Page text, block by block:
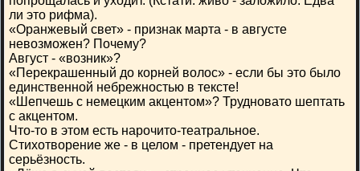
ли это рифма).
«Оранжевый свет» - признак марта - в августе
невозможен? Почему?
Август - «возник»?
«Перекрашенный до корней волос» - если бы это было
единственной небрежностью в тексте!
«Шепчешь с немецким акцентом»? Трудновато шептать
с акцентом.
Что-то в этом есть нарочито-театральное.
Стихотворение же - в целом - претендует на
серьёзность.